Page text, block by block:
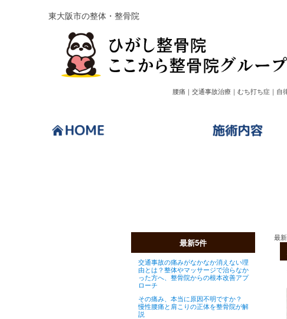
東大阪市の整体・整骨院
腰痛｜交通事故治療｜むち打ち症｜自
最新5件
交通事故の痛みがなかなか消えない理
由とは？整体やマッサージで治らなか
った方へ、整骨院からの根本改善アプ
ローチ
その痛み、本当に原因不明ですか？
慢性腰痛と肩こりの正体を整骨院が解
説
最